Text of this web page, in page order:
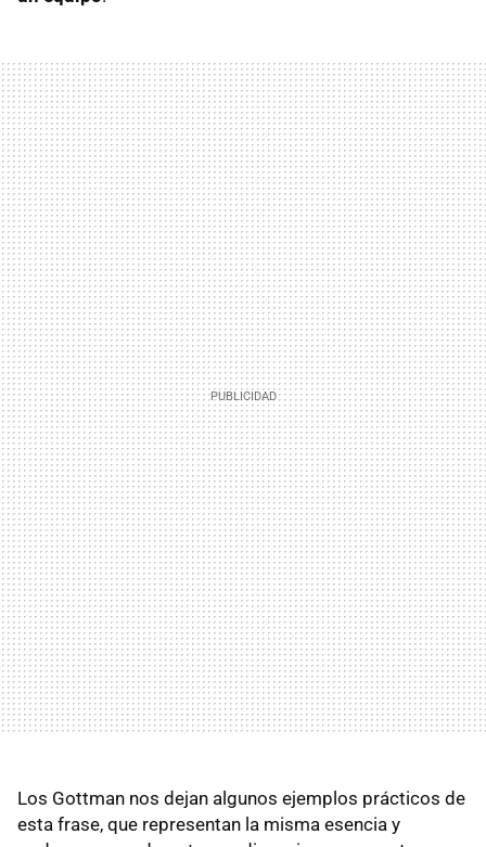
Los Gottman nos dejan algunos ejemplos prácticos de
esta frase, que representan la misma esencia y